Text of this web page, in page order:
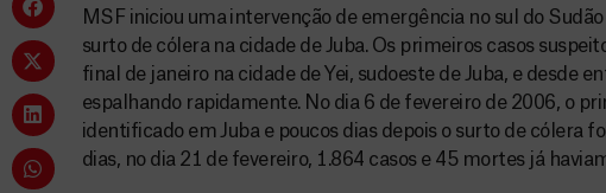
MSF iniciou uma intervenção de emergência no sul do
surto de cólera na cidade de Juba. Os primeiros casos
final de janeiro na cidade de Yei, sudoeste de Juba, e desde
espalhando rapidamente. No dia 6 de fevereiro de 2006, o
identificado em Juba e poucos dias depois o surto de cólera
dias, no dia 21 de fevereiro, 1.864 casos e 45 mortes já